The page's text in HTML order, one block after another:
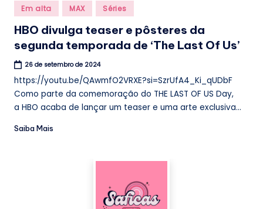
Posted
in
Em alta MAX Séries
HBO divulga teaser e pôsteres da
segunda temporada de ‘The Last Of Us’
26 de setembro de 2024
https://youtu.be/QAwmfO2VRXE?si=SzrUfA4_Ki_qUDbF
Como parte da comemoração do THE LAST OF US Day,
a HBO acaba de lançar um teaser e uma arte exclusiva...
Saiba Mais